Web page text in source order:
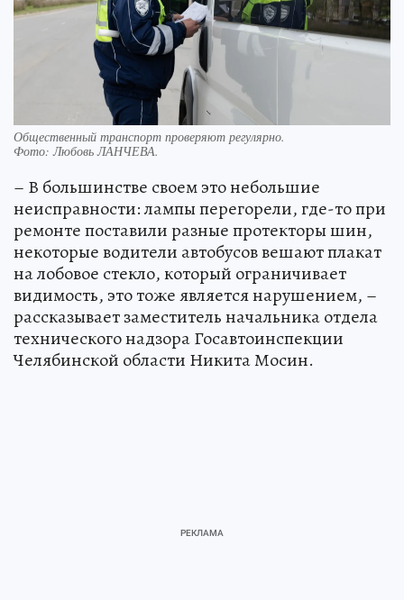
Общественный транспорт проверяют регулярно.
Фото:Любовь ЛАНЧЕВА.
– В большинстве своем это небольшие
неисправности: лампы перегорели, где-то при
ремонте поставили разные протекторы шин,
некоторые водители автобусов вешают плакат
на лобовое стекло, который ограничивает
видимость, это тоже является нарушением, –
рассказывает заместитель начальника отдела
технического надзора Госавтоинспекции
Челябинской области Никита Мосин.